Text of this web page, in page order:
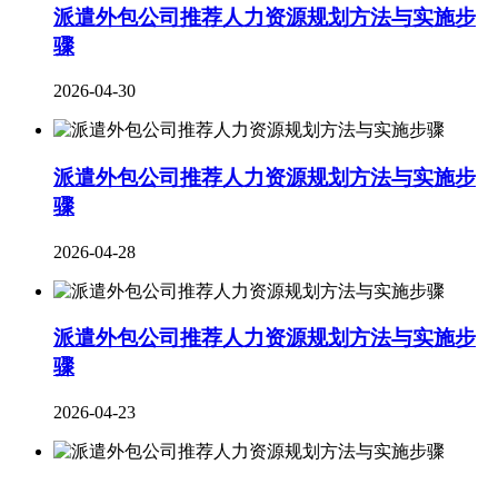
派遣外包公司推荐人力资源规划方法与实施步
骤
2026-04-30
派遣外包公司推荐人力资源规划方法与实施步
骤
2026-04-28
派遣外包公司推荐人力资源规划方法与实施步
骤
2026-04-23